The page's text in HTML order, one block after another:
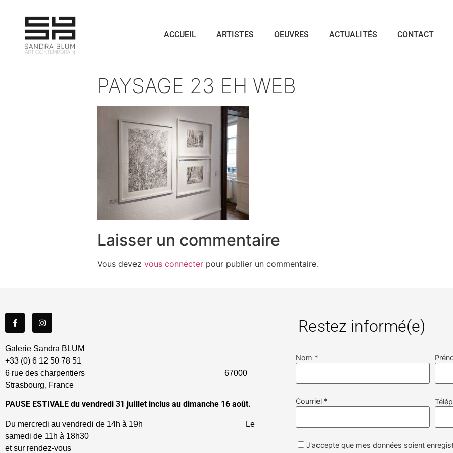
ACCUEIL ARTISTES OEUVRES ACTUALITÉS CONTACT
PAYSAGE 23 EH WEB
Laisser un commentaire
Vous devez vous connecter pour publier un commentaire.
Galerie Sandra BLUM
+33 (0) 6 12 50 78 51
6 rue des charpentiers 67000
Strasbourg, France
PAUSE ESTIVALE du vendredi 31 juillet inclus au dimanche 16 août.
Du mercredi au vendredi de 14h à 19h
Le
samedi de 11h à 18h30
et sur rendez-vous
Restez informé(e)
Nom *
Courriel *
J'accepte que mes données soient